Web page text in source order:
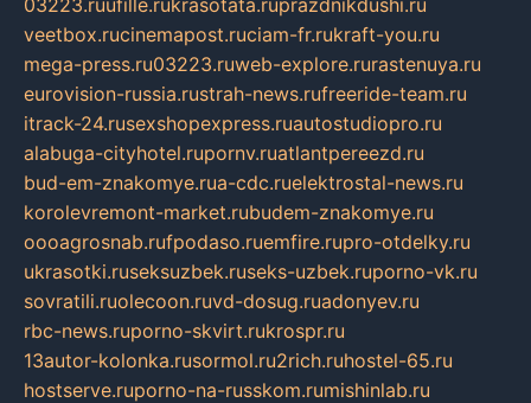
veetbox.rucinemapost.ruciam-fr.rukraft-you.ru
mega-press.ru03223.ruweb-explore.rurastenuya.ru
eurovision-russia.rustrah-news.rufreeride-team.ru
itrack-24.rusexshopexpress.ruautostudiopro.ru
alabuga-cityhotel.rupornv.ruatlantpereezd.ru
bud-em-znakomye.rua-cdc.ruelektrostal-news.ru
korolevremont-market.rubudem-znakomye.ru
oooagrosnab.rufpodaso.ruemfire.rupro-otdelky.ru
ukrasotki.ruseksuzbek.ruseks-uzbek.ruporno-vk.ru
sovratili.ruolecoon.ruvd-dosug.ruadonyev.ru
rbc-news.ruporno-skvirt.rukrospr.ru
13autor-kolonka.rusormol.ru2rich.ruhostel-65.ru
hostserve.ruporno-na-russkom.rumishinlab.ru